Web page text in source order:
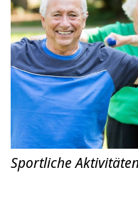
Sportliche